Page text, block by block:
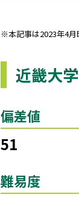
※本記事は2023年4月
近畿大
偏差値
51
難易度